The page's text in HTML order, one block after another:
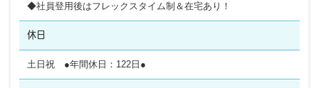
◆社員登用後はフレックスタイム制＆在宅あり！
休日
土日祝 ●年間休日：122日●